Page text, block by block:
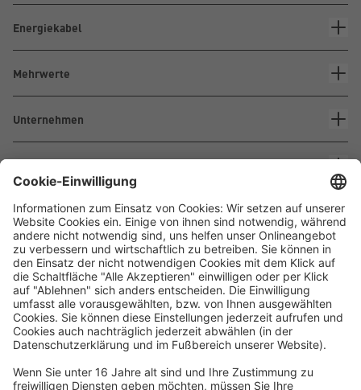
Energiekabel
Mehrwerte
Unternehmen
Waskönig+Walter
Kabel-Werk GmbH u. Co. KG
Ostermoorstraße 77
26683 Saterland
Fax +49 4498 88-900